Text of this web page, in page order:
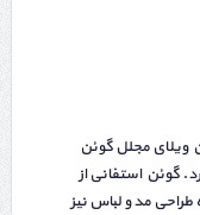
مجلل گوئن
گوئن استفانی از
مد و لباس نیز